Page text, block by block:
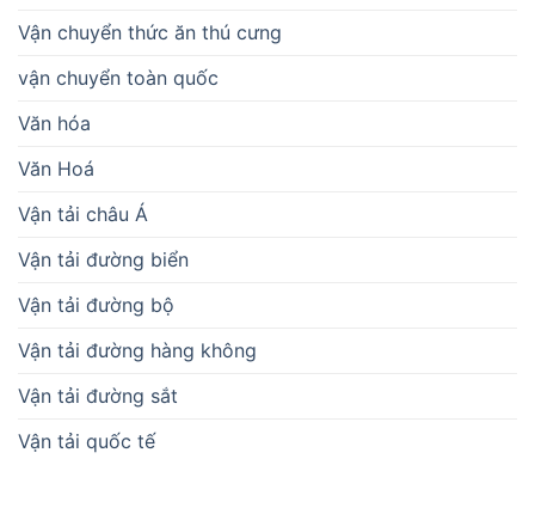
Vận chuyển thức ăn thú cưng
vận chuyển toàn quốc
Văn hóa
Văn Hoá
Vận tải châu Á
Vận tải đường biển
Vận tải đường bộ
Vận tải đường hàng không
Vận tải đường sắt
Vận tải quốc tế